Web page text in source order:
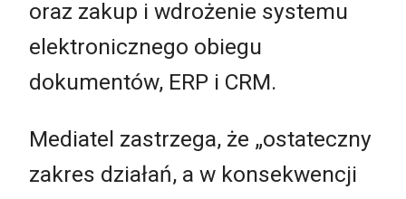
oraz zakup i wdrożenie systemu
elektronicznego obiegu
dokumentów, ERP i CRM.
Mediatel zastrzega, że „ostateczny
zakres działań, a w konsekwencji